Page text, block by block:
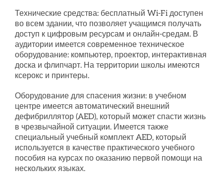
Технические средства: бесплатный Wi-Fi доступен
во всем здании, что позволяет учащимся получать
доступ к цифровым ресурсам и онлайн-средам. В
аудитории имеется современное техническое
оборудование: компьютер, проектор, интерактивная
доска и флипчарт. На территории школы имеются
ксерокс и принтеры.
Оборудование для спасения жизни: в учебном
центре имеется автоматический внешний
дефибриллятор (AED), который может спасти жизнь
в чрезвычайной ситуации. Имеется также
специальный учебный комплект AED, который
используется в качестве практического учебного
пособия на курсах по оказанию первой помощи на
нескольких языках.